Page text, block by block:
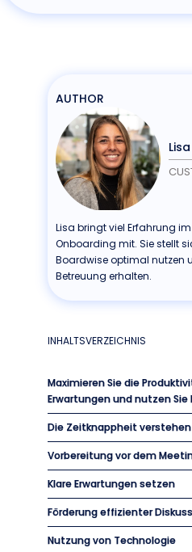
AUTHOR
Lisa bringt viel Erfahrung
Onboarding mit. Sie stellt
Boardwise optimal nutzen
Betreuung erhalten.
INHALTSVERZEICHNIS
Maximieren Sie die
Erwartungen und nutzen
Die Zeitknappheit verstehen
Vorbereitung vor dem
Klare Erwartungen setzen
Förderung effizienter
Nutzung von Technologie